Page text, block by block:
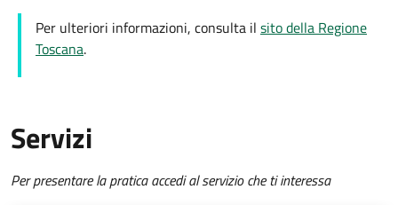
Per ulteriori informazioni, consulta il sito della Regione
Toscana.
Servizi
Per presentare la pratica accedi al servizio che ti interessa